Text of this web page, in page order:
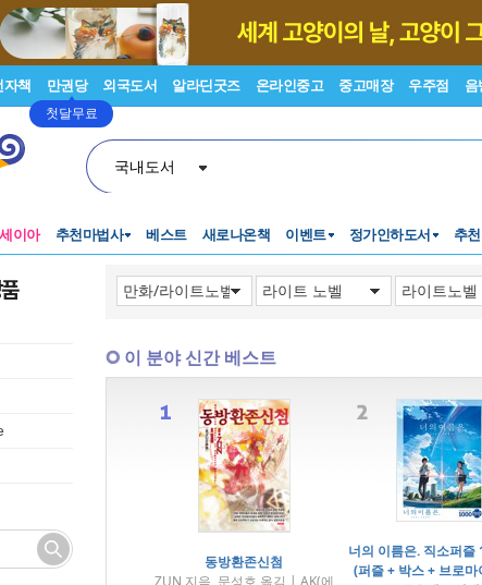
자책 만권당
첫달무료
외국도서 알라딘굿즈 온라인중고 중고매장 우주점 음
국내도서
이아 추천마법사 베스트 새로나온책 이벤트 정가인하도서 추
이 분야 신간 베스트
동방환존신첨
ZUN 지음, 문성호 옮김 | AK(에
너의 이름은. 직소퍼즐
(퍼즐 + 박스 + 브로마